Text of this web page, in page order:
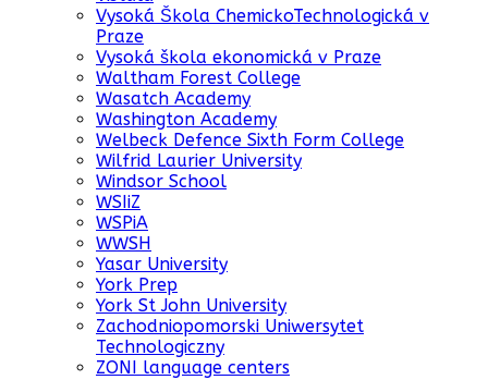
Vysoká Škola ChemickoTechnologická v
Praze
Vysoká škola ekonomická v Praze
Waltham Forest College
Wasatch Academy
Washington Academy
Welbeck Defence Sixth Form College
Wilfrid Laurier University
Windsor School
WSIiZ
WSPiA
WWSH
Yasar University
York Prep
York St John University
Zachodniopomorski Uniwersytet
Technologiczny
ZONI language centers